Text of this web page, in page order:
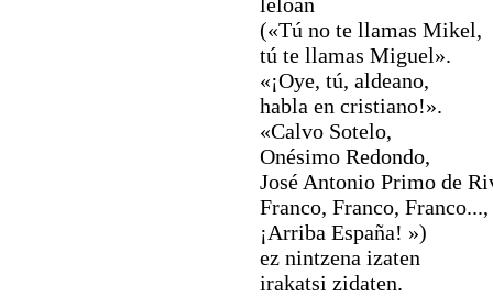
(«Tú no te llamas Mikel,
tú te llamas Miguel».
«¡Oye, tú, aldeano,
habla en cristiano!».
«Calvo Sotelo,
Onésimo Redondo,
José Antonio Primo de
Franco, Franco, Franco...,
¡Arriba España! »)
ez nintzena izaten
irakatsi zidaten.